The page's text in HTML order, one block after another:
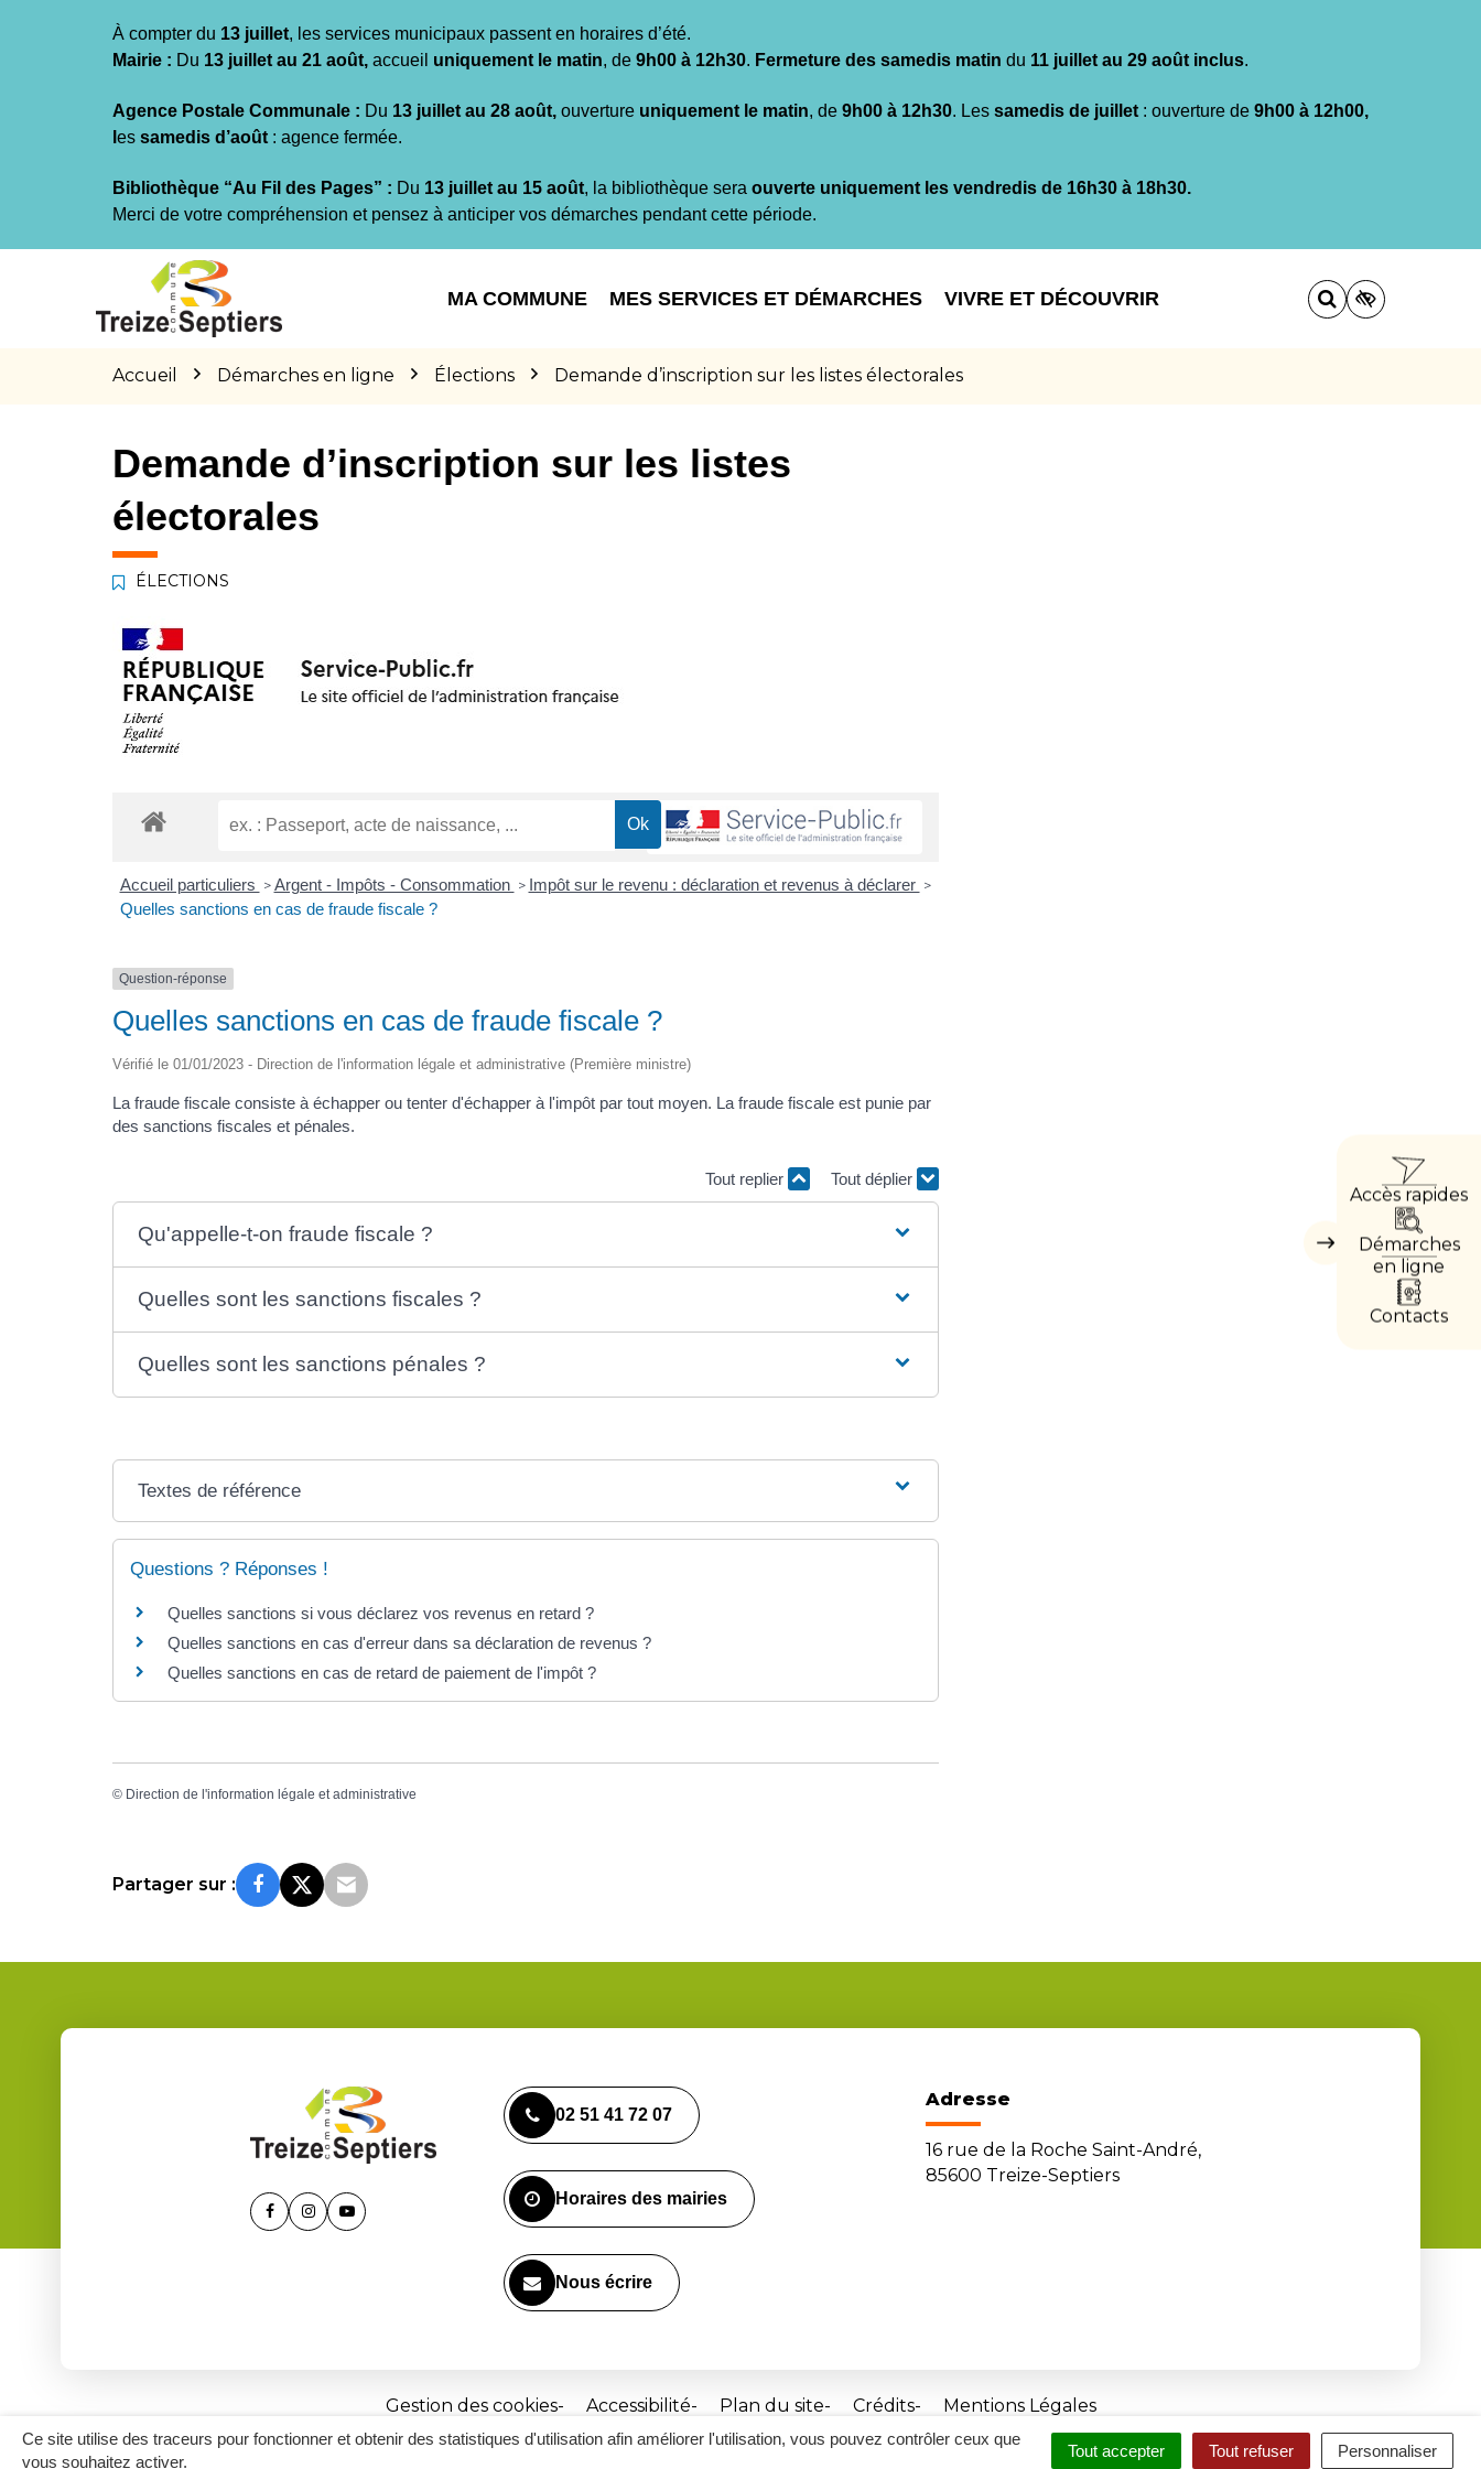
Ce site utilise des traceurs pour fonctionner et obtenir des statistiques d'utilisation afin améliorer l'utilisation, vous pouvez contrôler ceux que
vous souhaitez activer.
Tout accepter Tout refuser Personnaliser
À compter du 13 juillet, les services municipaux passent en horaires d’été.
Mairie : Du 13 juillet au 21 août, accueil uniquement le matin, de 9h00 à 12h30. Fermeture des samedis matin du 11 juillet au 29 août inclus.
Agence Postale Communale : Du 13 juillet au 28 août, ouverture uniquement le matin, de 9h00 à 12h30. Les samedis de juillet : ouverture de 9h00 à 12h00,
es samedis d’août : agence fermée.
Bibliothèque “Au Fil des Pages” : Du 13 juillet au 15 août, la bibliothèque sera ouverte uniquement les vendredis de 16h30 à 18h30.
Merci de votre compréhension et pensez à anticiper vos démarches pendant cette période.
MA COMMUNE MES SERVICES ET DÉMARCHES VIVRE ET DÉCOUVRIR
Accueil Démarches en ligne Élections Demande d’inscription sur les listes électorales
Masquer
Accès rapides
Démarches
en ligne
Contacts
Demande d’inscription sur les listes
électorales
ÉLECTIONS
Accueil particuliers > Argent - Impôts - Consommation > Impôt sur le revenu : déclaration et revenus à déclarer >
Quelles sanctions en cas de fraude fiscale ?
Question-réponse
Quelles sanctions en cas de fraude fiscale ?
Vérifié le 01/01/2023 - Direction de l'information légale et administrative (Première ministre)
La fraude fiscale consiste à échapper ou tenter d'échapper à l'impôt par tout moyen. La fraude fiscale est punie par
des sanctions fiscales et pénales.
Tout replier Tout déplier
Qu'appelle-t-on fraude fiscale ?
Quelles sont les sanctions fiscales ?
Quelles sont les sanctions pénales ?
Textes de référence
Questions ? Réponses !
Quelles sanctions si vous déclarez vos revenus en retard ?
Quelles sanctions en cas d'erreur dans sa déclaration de revenus ?
Quelles sanctions en cas de retard de paiement de l'impôt ?
© Direction de l'information légale et administrative
Partager sur :
Lien Lien Lien
02 51 41 72 07
Horaires des mairies
Nous écrire
Adresse
16 rue de la Roche Saint-André,
85600 Treize-Septiers
Gestion des cookies Accessibilité Plan du site Crédits Mentions Légales